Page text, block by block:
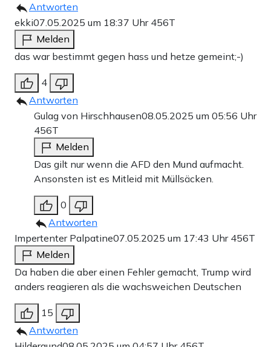
Antworten
ekki07.05.2025 um 18:37 Uhr 456T
Melden
das war bestimmt gegen hass und hetze gemeint;-)
4
Antworten
Gulag von Hirschhausen08.05.2025 um 05:56 Uhr
456T
Melden
Das gilt nur wenn die AFD den Mund aufmacht.
Ansonsten ist es Mitleid mit Müllsäcken.
0
Antworten
Impertenter Palpatine07.05.2025 um 17:43 Uhr 456T
Melden
Da haben die aber einen Fehler gemacht, Trump wird
anders reagieren als die wachsweichen Deutschen
15
Antworten